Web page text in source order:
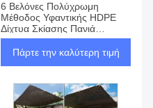
6 Βελόνες Πολύχρωμη
Μέθοδος Υφαντικής HDPE
Δίχτυα Σκίασης Πανιά
Ορθογώνια και Τρίγωνα
Πάρτε την καλύτερη τιμή